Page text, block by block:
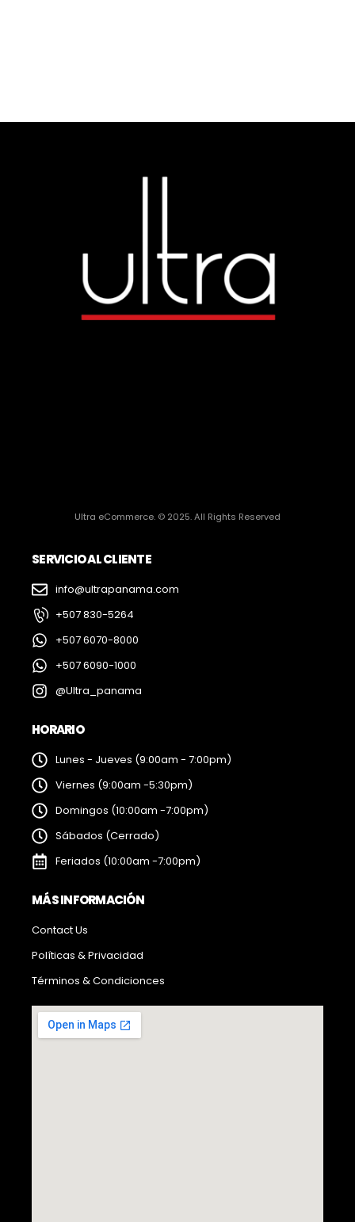
Ultra eCommerce. © 2025. All Rights Reserved
SERVICIO AL CLIENTE
info@ultrapanama.com
+507 830-5264
+507 6070-8000
+507 6090-1000
@Ultra_panama
HORARIO
Lunes - Jueves (9:00am - 7:00pm)
Viernes (9:00am -5:30pm)
Domingos (10:00am -7:00pm)
Sábados (Cerrado)
Feriados (10:00am -7:00pm)
MÁS INFORMACIÓN
Contact Us
Políticas & Privacidad
Términos & Condicionces